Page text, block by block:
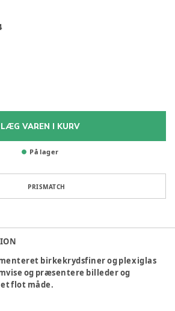
LÆG VAREN I KURV
På lager
PRISMATCH
birkekrydsfiner og plexiglas
og præsentere billeder og
flot måde.
300mm.